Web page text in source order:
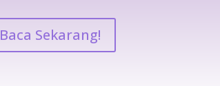
Baca Sekarang!